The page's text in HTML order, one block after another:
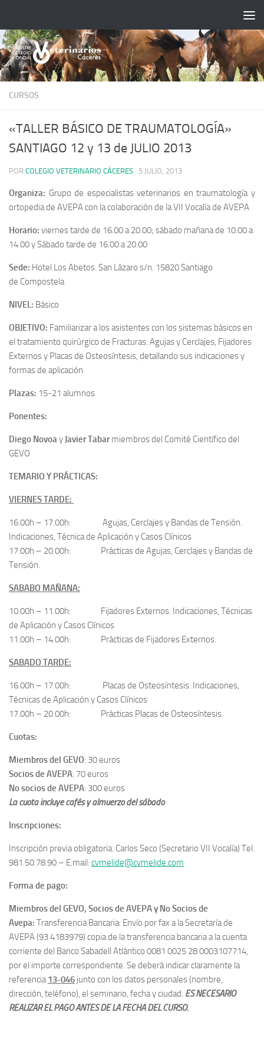
CURSOS
«TALLER BÁSICO DE TRAUMATOLOGÍA»
SANTIAGO 12 y 13 de JULIO 2013
POR COLEGIO VETERINARIO CÁCERES · 5 JULIO, 2013
Organiza: Grupo de especialistas veterinarios en traumatología y
ortopedia de AVEPA con la colaboración de la VII Vocalía de AVEPA
Horario: viernes tarde de 16.00 a 20.00; sábado mañana de 10.00 a
14.00 y Sábado tarde de 16.00 a 20.00
Sede: Hotel Los Abetos. San Lázaro s/n. 15820 Santiago
de Compostela
NIVEL: Básico
OBJETIVO: Familiarizar a los asistentes con los sistemas básicos en
el tratamiento quirúrgico de Fracturas: Agujas y Cerclajes, Fijadores
Externos y Placas de Osteosíntesis, detallando sus indicaciones y
formas de aplicación
Plazas: 15-21 alumnos
Ponentes:
Diego Novoa y Javier Tabarmiembros del Comité Científico del
GEVO
TEMARIO Y PRÁCTICAS:
VIERNES TARDE:
16.00h – 17.00h: Agujas, Cerclajes y Bandas de Tensión.
Indicaciones, Técnica de Aplicación y Casos Clínicos
17.00h – 20.00h: Prácticas de Agujas, Cerclajes y Bandas de
Tensión.
SABABO MAÑANA:
10.00h – 11.00h: Fijadores Externos. Indicaciones, Técnicas
de Aplicación y Casos Clínicos
11.00h – 14.00h: Prácticas de Fijadores Externos.
SABADO TARDE:
16.00h – 17.00h: Placas de Osteosíntesis. Indicaciones,
Técnicas de Aplicación y Casos Clínicos
17.00h – 20.00h: Prácticas Placas de Osteosíntesis.
Cuotas:
Miembros del GEVO: 30 euros
Socios de AVEPA: 70 euros
No socios de AVEPA: 300 euros
La cuota incluye cafés y almuerzo del sábado
Inscripciones:
Inscripción previa obligatoria. Carlos Seco (Secretario VII Vocalía) Tel.
981.50.78.90 – E.mail: cvmelide@cvmelide.com
Forma de pago:
Miembros del GEVO, Socios de AVEPA y No Socios de
Avepa: Transferencia Bancaria: Envío por fax a la Secretaría de
AVEPA (93 4183979) copia de la transferencia bancaria a la cuenta
corriente del Banco Sabadell Atlántico 0081 0025 28 0003107714,
por el importe correspondiente. Se deberá indicar claramente la
referencia 13-046 junto con los datos personales (nombre,
dirección, teléfono), el seminario, fecha y ciudad. ES NECESARIO
REALIZAR EL PAGO ANTES DE LA FECHA DEL CURSO.